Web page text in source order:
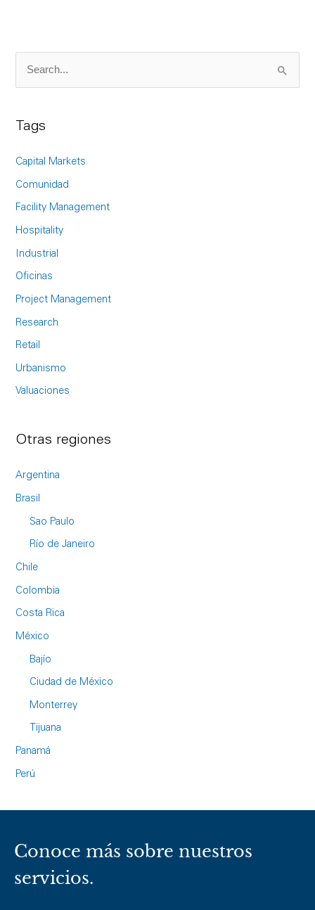
c
:
Tags
Capital Markets
Comunidad
Facility Management
Hospitality
Industrial
Oficinas
Project Management
Research
Retail
Urbanismo
Valuaciones
Otras regiones
Argentina
Brasil
Sao Paulo
Río de Janeiro
Chile
Colombia
Costa Rica
México
Bajío
Ciudad de México
Monterrey
Tijuana
Panamá
Perú
Conoce más sobre nuestros
servicios.